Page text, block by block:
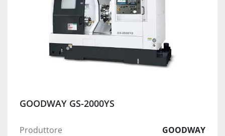
GOODWAY GS-2000YS
Produttore
GOODWAY